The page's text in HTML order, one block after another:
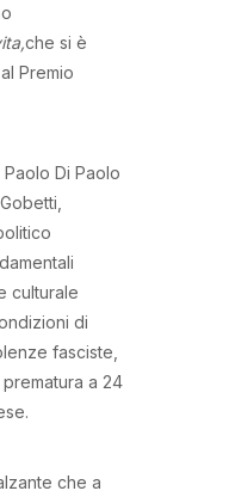
che si è
Premio
Di Paolo
culturale
di
fasciste,
a 24
che a